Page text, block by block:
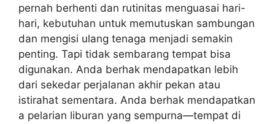
pernah berhenti dan rutinitas menguasai hari-
hari, kebutuhan untuk memutuskan sambungan
dan mengisi ulang tenaga menjadi semakin
penting. Tapi tidak sembarang tempat bisa
digunakan. Anda berhak mendapatkan lebih
dari sekedar perjalanan akhir pekan atau
istirahat sementara. Anda berhak mendapatkan
a pelarian liburan yang sempurna—tempat di